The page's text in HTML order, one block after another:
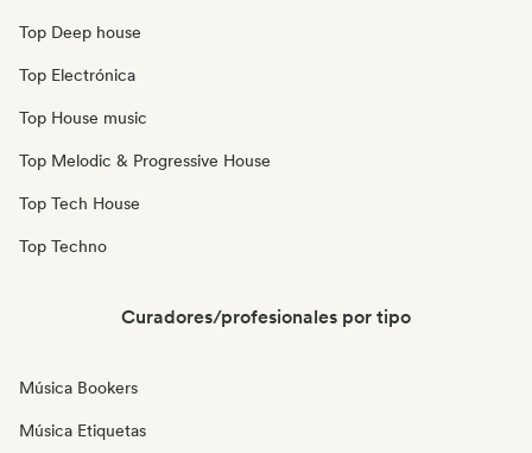
Top Deep house
Top Electrónica
Top House music
Top Melodic & Progressive House
Top Tech House
Top Techno
Curadores/profesionales por tipo
Música Bookers
Música Etiquetas